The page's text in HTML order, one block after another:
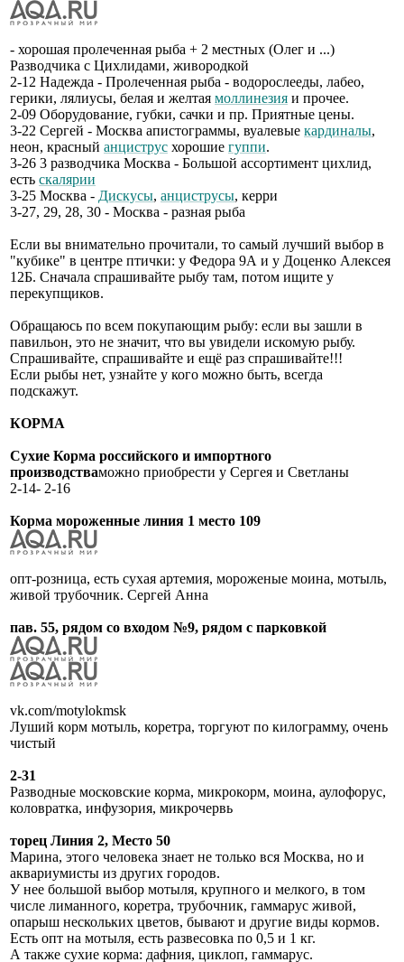
- хорошая пролеченная рыба + 2 местных (Олег и ...)
Разводчика с Цихлидами, живородкой
2-12 Надежда - Пролеченная рыба - водорослееды, лабео,
герики, лялиусы, белая и желтая моллинезия и прочее.
2-09 Оборудование, губки, сачки и пр. Приятные цены.
3-22 Сергей - Москва апистограммы, вуалевые кардиналы,
неон, красный анциструс хорошие гуппи.
3-26 3 разводчика Москва - Большой ассортимент цихлид,
есть скалярии
3-25 Москва - Дискусы, анциструсы, керри
3-27, 29, 28, 30 - Москва - разная рыба
Если вы внимательно прочитали, то самый лучший выбор в
"кубике" в центре птички: у Федора 9А и у Доценко Алексея
12Б. Сначала спрашивайте рыбу там, потом ищите у
перекупщиков.
Обращаюсь по всем покупающим рыбу: если вы зашли в
павильон, это не значит, что вы увидели искомую рыбу.
Спрашивайте, спрашивайте и ещё раз спрашивайте!!!
Если рыбы нет, узнайте у кого можно быть, всегда
подскажут.
КОРМА
Сухие Корма российского и импортного
производстваможно приобрести у Сергея и Светланы
2-14- 2-16
Корма мороженные линия 1 место 109
опт-розница, есть сухая артемия, мороженые моина, мотыль,
живой трубочник. Сергей Анна
пав. 55, рядом со входом №9, рядом с парковкой
vk.com/motylokmsk
Луший корм мотыль, коретра, торгуют по килограмму, очень
чистый
2-31
Разводные московские корма, микрокорм, моина, аулофорус,
коловратка, инфузория, микрочервь
торец Линия 2, Место 50
Марина, этого человека знает не только вся Москва, но и
аквариумисты из других городов.
У нее большой выбор мотыля, крупного и мелкого, в том
числе лиманного, коретра, трубочник, гаммарус живой,
опарыш нескольких цветов, бывают и другие виды кормов.
Есть опт на мотыля, есть развесовка по 0,5 и 1 кг.
А также сухие корма: дафния, циклоп, гаммарус.